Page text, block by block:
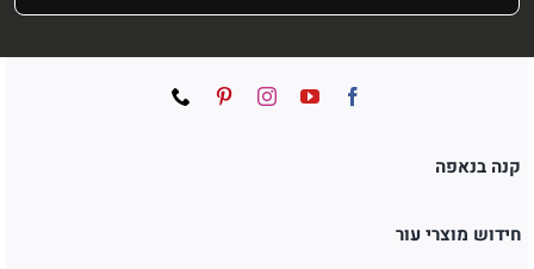
קנה בנאפה
חידוש מוצרי עור